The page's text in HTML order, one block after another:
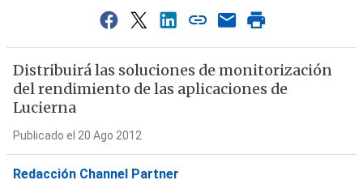
Distribuirá las soluciones de monitorización
del rendimiento de las aplicaciones de
Lucierna
Publicado el 20 Ago 2012
Redacción Channel Partner